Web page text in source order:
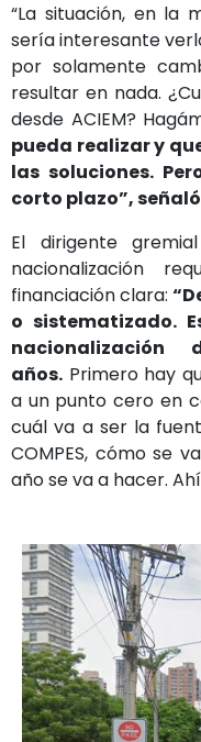
“La situación, en la
sería interesante
por solamente
resultar en nada.
desde ACIEM?
pueda realizar y
las soluciones.
corto plazo”,
El dirigente
nacionalización
financiación clara:
o sistematizado.
años. Primero hay
a un punto cero en
cuál va a ser la
COMPES, cómo se
año se va a hacer.